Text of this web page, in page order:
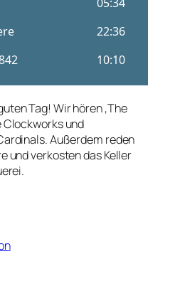
Tag! Wir hören ‚The
Clockworks und
Außerdem reden
und verkosten das Keller